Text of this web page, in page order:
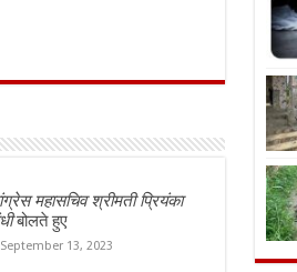
महासचिव श्रीमती प्रियंका
बोलते हुए
September 13, 2023